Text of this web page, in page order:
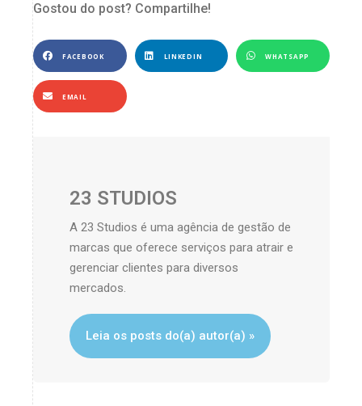
Gostou do post? Compartilhe!
FACEBOOK LINKEDIN WHATSAPP
EMAIL
23 STUDIOS
A 23 Studios é uma agência de gestão de
marcas que oferece serviços para atrair e
gerenciar clientes para diversos
mercados.
Leia os posts do(a) autor(a) »